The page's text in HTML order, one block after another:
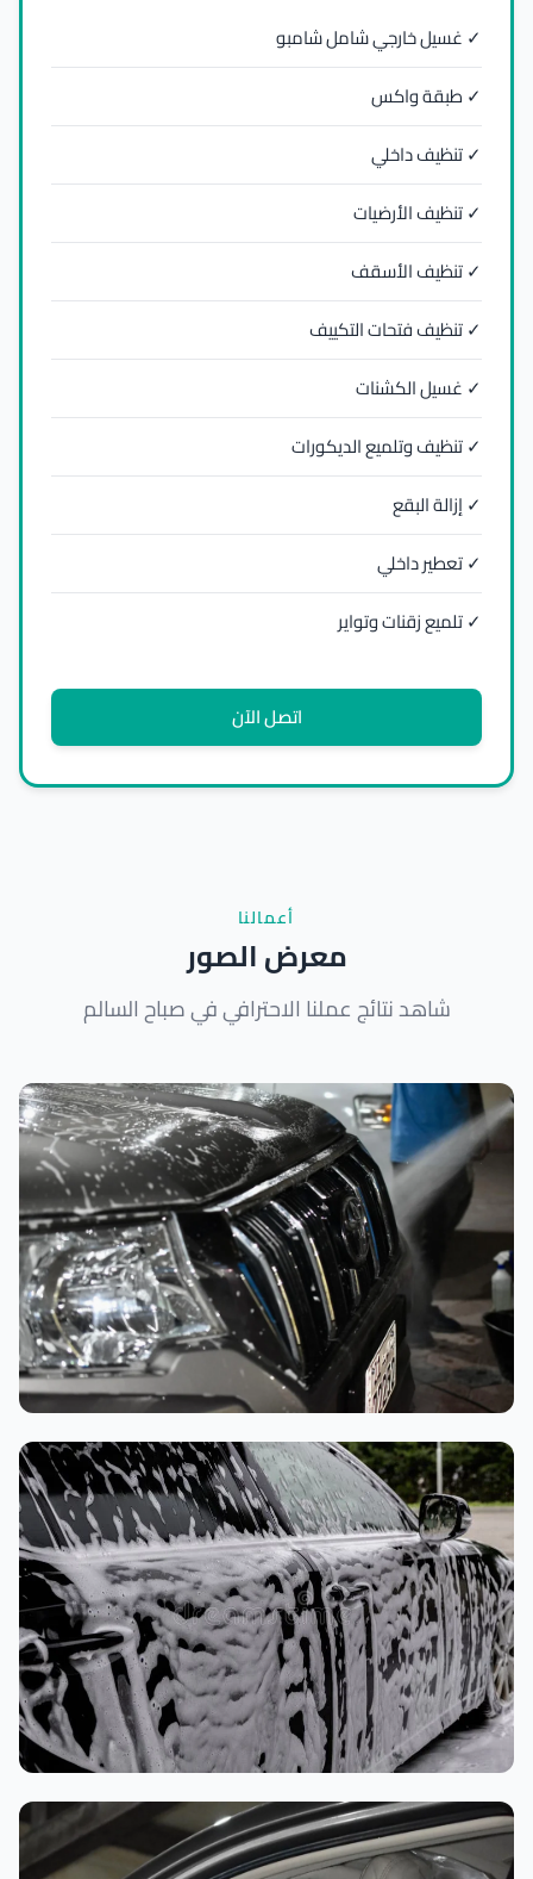
✓ غسيل خارجي شامل شامبو
✓ طبقة واكس
✓ تنظيف داخلي
✓ تنظيف الأرضيات
✓ تنظيف الأسقف
✓ تنظيف فتحات التكييف
✓ غسيل الكشنات
✓ تنظيف وتلميع الديكورات
✓ إزالة البقع
✓ تعطير داخلي
✓ تلميع زقنات وتواير
اتصل الآن
أعمالنا
معرض الصور
شاهد نتائج عملنا الاحترافي في صباح السالم
تنظيف داخلي
غسيل رغوي